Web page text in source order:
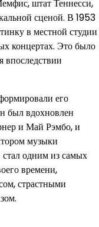
штат Теннесси,
сценой. В 1953
в местной студии
концертах. Это было
впоследствии
его
был вдохновлен
и Май Рэмбо, и
музыки
одним из самых
времени,
страстными